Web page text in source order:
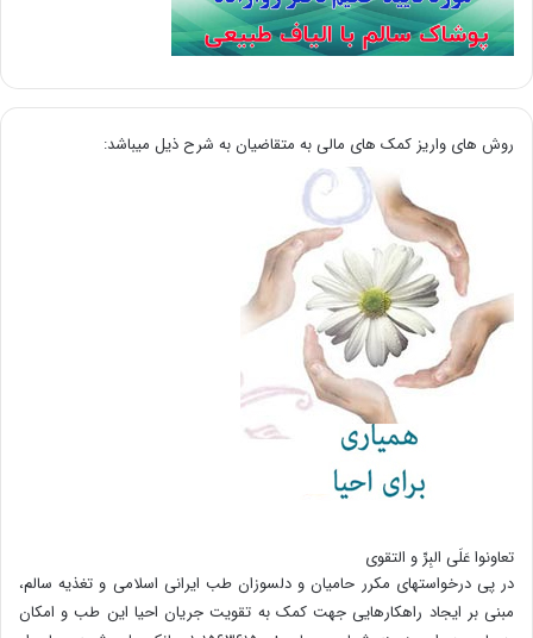
روش های واریز کمک های مالی به متقاضیان به شرح ذیل میباشد:
تعاونوا عَلَی البِرِّ و التقوی
در پی درخواستهای مکرر حامیان و دلسوزان طب ایرانی اسلامی و تغذیه سالم،
مبنی بر ایجاد راهکارهایی جهت کمک به تقویت جریان احیا این طب و امکان